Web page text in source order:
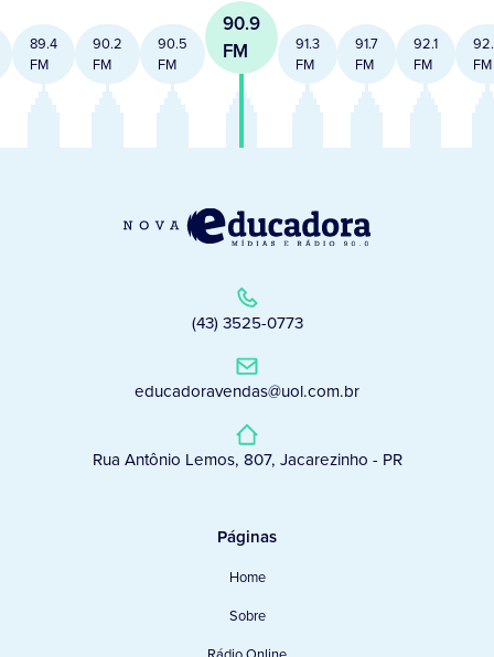
89.4
FM
90.2
FM
90.5
FM
90.9
FM
91.3
FM
91.7
FM
92.1
FM
FM
(43) 3525-0773
educadoravendas@uol.com.br
Rua Antônio Lemos, 807, Jacarezinho - PR
Páginas
Home
Sobre